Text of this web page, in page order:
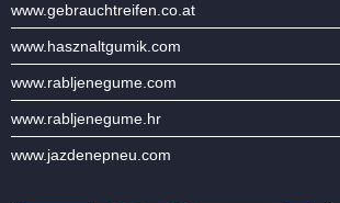
www.gebrauchtreifen.co.at
www.hasznaltgumik.com
www.rabljenegume.com
www.rabljenegume.hr
www.jazdenepneu.com